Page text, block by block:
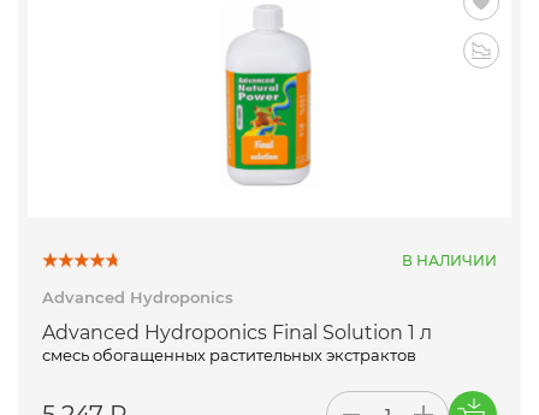
В НАЛИЧИИ
Advanced Hydroponics
Advanced Hydroponics Final Solution 1 л
смесь обогащенных растительных экстрактов